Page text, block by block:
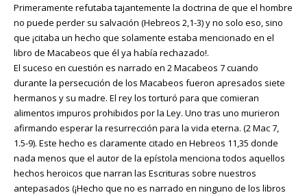
Primeramente refutaba tajantemente la doctrina de que el hombre
no puede perder su salvación (Hebreos 2,1-3) y no solo eso, sino
que ¡citaba un hecho que solamente estaba mencionado en el
libro de Macabeos que él ya había rechazado!.
El suceso en cuestión es narrado en 2 Macabeos 7 cuando
durante la persecución de los Macabeos fueron apresados siete
hermanos y su madre. El rey los torturó para que comieran
alimentos impuros prohibidos por la Ley. Uno tras uno murieron
afirmando esperar la resurrección para la vida eterna. (2 Mac 7,
1.5-9). Este hecho es claramente citado en Hebreos 11,35 donde
nada menos que el autor de la epístola menciona todos aquellos
hechos heroicos que narran las Escrituras sobre nuestros
antepasados (¡Hecho que no es narrado en ninguno de los libros